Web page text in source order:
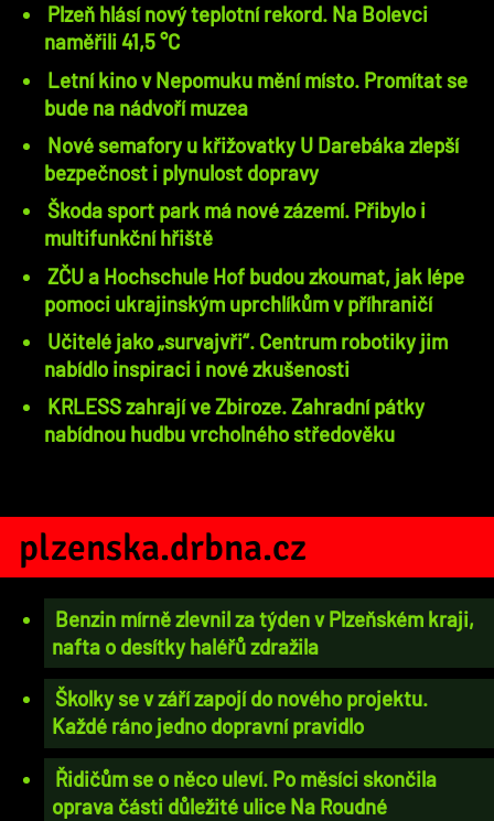
Plzeň hlásí nový teplotní rekord. Na Bolevci
naměřili 41,5 °C
Letní kino v Nepomuku mění místo. Promítat se
bude na nádvoří muzea
Nové semafory u křižovatky U Darebáka zlepší
bezpečnost i plynulost dopravy
Škoda sport park má nové zázemí. Přibylo i
multifunkční hřiště
ZČU a Hochschule Hof budou zkoumat, jak lépe
pomoci ukrajinským uprchlíkům v příhraničí
Učitelé jako „survajvři“. Centrum robotiky jim
nabídlo inspiraci i nové zkušenosti
KRLESS zahrají ve Zbiroze. Zahradní pátky
nabídnou hudbu vrcholného středověku
plzenska.drbna.cz
Benzin mírně zlevnil za týden v Plzeňském kraji,
nafta o desítky haléřů zdražila
Školky se v září zapojí do nového projektu.
Každé ráno jedno dopravní pravidlo
Řidičům se o něco uleví. Po měsíci skončila
oprava části důležité ulice Na Roudné